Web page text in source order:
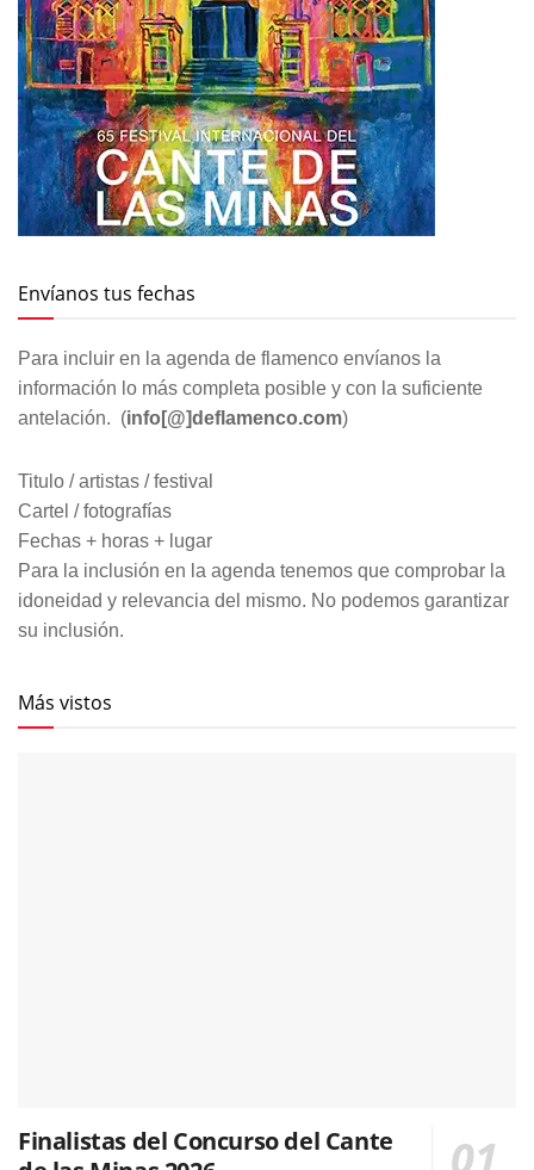
Envíanos tus fechas
Para incluir en la agenda de flamenco envíanos la
información lo más completa posible y con la suficiente
antelación. (info[@]deflamenco.com)
Titulo / artistas / festival
Cartel / fotografías
Fechas + horas + lugar
Para la inclusión en la agenda tenemos que comprobar la
idoneidad y relevancia del mismo. No podemos garantizar
su inclusión.
Más vistos
Finalistas del Concurso del Cante